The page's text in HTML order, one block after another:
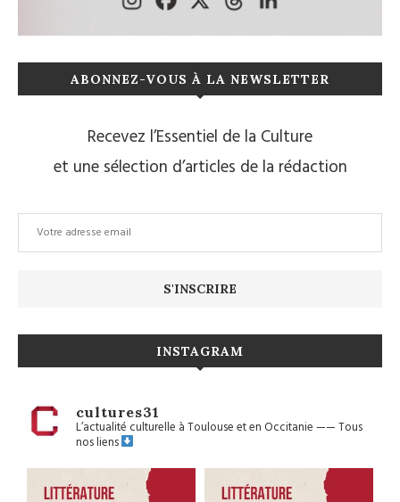
ABONNEZ-VOUS À LA NEWSLETTER
Recevez l’Essentiel de la Culture
et une sélection d’articles de la rédaction
INSTAGRAM
cultures31
L’actualité culturelle à Toulouse et en Occitanie——Tous
nos liens